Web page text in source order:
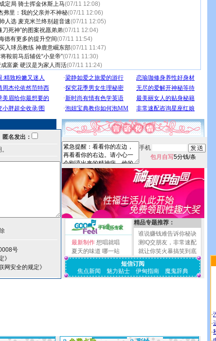
定局 骑士挥金休斯上马(07/11 12:08)
弗里：我的父亲并不神秘(07/11 12:06)
人选 麦克米兰终别超音速(07/11 12:05)
刀死神”的图案祝愿弟弟(07/11 12:04)
德有更多的提升空间(07/11 11:54)
入球员教练 神鹿意崛东部(07/11 11:47)
鞍前马后辅佐“小皇帝”(07/11 11:30)
富豪 硬汉是为家人而活(07/11 11:24)
匿名发出：
号
》
网安全的规定》
手机
包月自写5分钱/条
最新制作 想唱就唱
夏天的味道 哪一站
精品专题推荐：
谁说赚钱难告诉你秘诀
测IQ交朋友，非常速配
就让你笑火暴搞笑到底
短信订阅
焦点新闻
魅力贴士 伊甸指南 魔鬼辞典
·
·
·